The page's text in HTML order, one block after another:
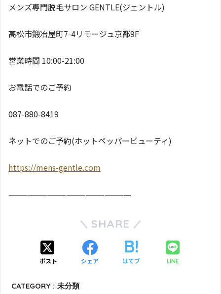
メンズ専門脱毛サロン GENTLE(ジェントル)
高松市鍛冶屋町7-4リモージュ京都9F
営業時間 10:00-21:00
お電話でのご予約
087-880-8419
ネットでのご予約(ホットペッパービューティ)
https://mens-gentle.com
———————————————————
SHARE
ポスト シェア はてブ LINE
CATEGORY : 未分類